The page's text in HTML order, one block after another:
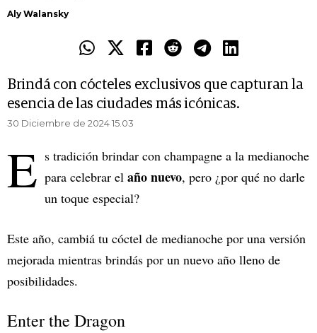
Aly Walansky
Brindá con cócteles exclusivos que capturan la
esencia de las ciudades más icónicas.
30 Diciembre de 2024 15.03
E s tradición brindar con champagne a la medianoche
para celebrar el año nuevo, pero ¿por qué no darle
un toque especial?
Este año, cambiá tu cóctel de medianoche por una versión
mejorada mientras brindás por un nuevo año lleno de
posibilidades.
Enter the Dragon